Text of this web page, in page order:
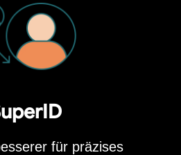
für präzises